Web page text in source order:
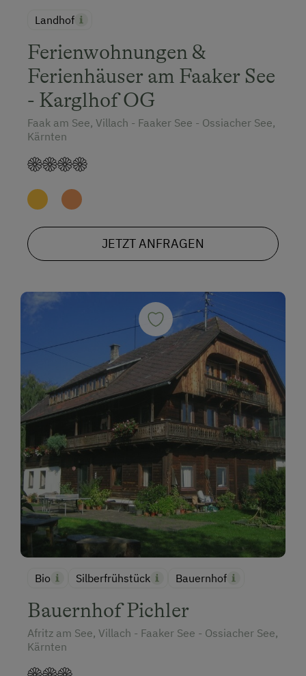
Landhof
Ferienwohnungen &
Ferienhäuser am Faaker See
- Karglhof OG
Faak am See, Villach - Faaker See - Ossiacher See,
Kärnten
JETZT ANFRAGEN
Bio Silberfrühstück Bauernhof
Bauernhof Pichler
Afritz am See, Villach - Faaker See - Ossiacher See,
Kärnten